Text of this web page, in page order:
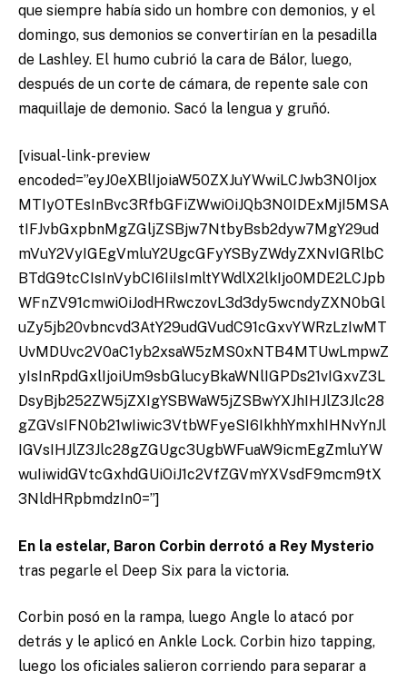
que siempre había sido un hombre con demonios, y el
domingo, sus demonios se convertirían en la pesadilla
de Lashley. El humo cubrió la cara de Bálor, luego,
después de un corte de cámara, de repente sale con
maquillaje de demonio. Sacó la lengua y gruñó.
[visual-link-preview
encoded=”eyJ0eXBlIjoiaW50ZXJuYWwiLCJwb3N0Ijox
MTIyOTEsInBvc3RfbGFiZWwiOiJQb3N0IDExMjI5MSA
tIFJvbGxpbnMgZGljZSBjw7NtbyBsb2dyw7MgY29ud
mVuY2VyIGEgVmluY2UgcGFyYSByZWdyZXNvIGRlbC
BTdG9tcCIsInVybCI6IiIsImltYWdlX2lkIjo0MDE2LCJpb
WFnZV91cmwiOiJodHRwczovL3d3dy5wcndyZXN0bGl
uZy5jb20vbncvd3AtY29udGVudC91cGxvYWRzLzIwMT
UvMDUvc2V0aC1yb2xsaW5zMS0xNTB4MTUwLmpwZ
yIsInRpdGxlIjoiUm9sbGlucyBkaWNlIGPDs21vIGxvZ3L
DsyBjb252ZW5jZXIgYSBWaW5jZSBwYXJhIHJlZ3Jlc28
gZGVsIFN0b21wIiwic3VtbWFyeSI6IkhhYmxhIHNvYnJl
IGVsIHJlZ3Jlc28gZGUgc3UgbWFuaW9icmEgZmluYW
wuIiwidGVtcGxhdGUiOiJ1c2VfZGVmYXVsdF9mcm9tX
3NldHRpbmdzIn0=”]
En la estelar, Baron Corbin derrotó a Rey Mysterio
tras pegarle el Deep Six para la victoria.
Corbin posó en la rampa, luego Angle lo atacó por
detrás y le aplicó en Ankle Lock. Corbin hizo tapping,
luego los oficiales salieron corriendo para separar a